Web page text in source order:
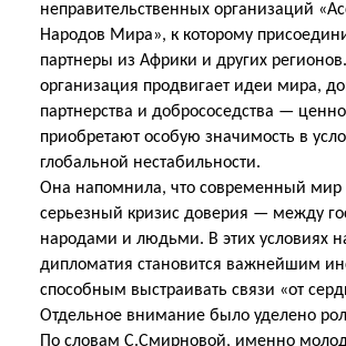
неправительственных организаций
Народов Мира», к которому
партнеры из Африки и других
организация продвигает идеи мира,
партнерства и добрососедства —
приобретают особую значимость в
глобальной нестабильности.
Она напомнила, что современный мир
серьезный кризис доверия — между
народами и людьми. В этих условиях
дипломатия становится важнейшим
способным выстраивать связи «от
Отдельное внимание было уделено
По словам С.Смирновой, именно